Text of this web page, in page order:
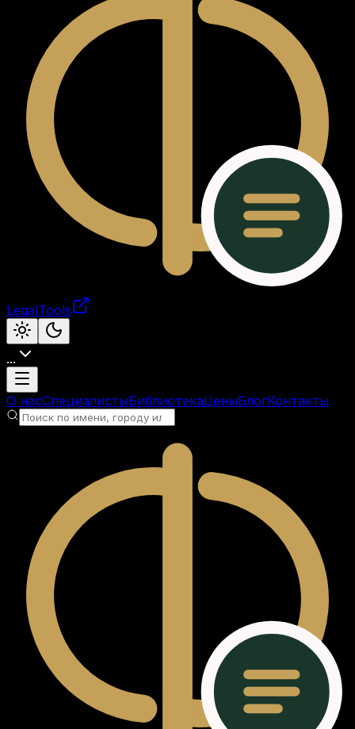
LegalTools
...
Загрузка аккаунта
О насСпециалистыБиблиотекаЦеныБлогКонтакты